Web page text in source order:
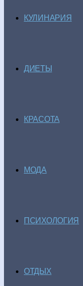
КУЛИНАРИЯ
ДИЕТЫ
КРАСОТА
МОДА
ПСИХОЛОГИЯ
ОТДЫХ